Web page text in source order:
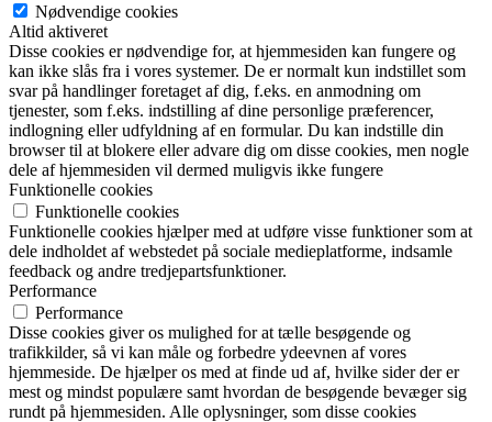
Nødvendige cookies
Altid aktiveret
Disse cookies er nødvendige for, at hjemmesiden kan fungere og
kan ikke slås fra i vores systemer. De er normalt kun indstillet som
svar på handlinger foretaget af dig, f.eks. en anmodning om
tjenester, som f.eks. indstilling af dine personlige præferencer,
indlogning eller udfyldning af en formular. Du kan indstille din
browser til at blokere eller advare dig om disse cookies, men nogle
dele af hjemmesiden vil dermed muligvis ikke fungere
Funktionelle cookies
Funktionelle cookies
Funktionelle cookies hjælper med at udføre visse funktioner som at
dele indholdet af webstedet på sociale medieplatforme, indsamle
feedback og andre tredjepartsfunktioner.
Performance
Performance
Disse cookies giver os mulighed for at tælle besøgende og
trafikkilder, så vi kan måle og forbedre ydeevnen af vores
hjemmeside. De hjælper os med at finde ud af, hvilke sider der er
mest og mindst populære samt hvordan de besøgende bevæger sig
rundt på hjemmesiden. Alle oplysninger, som disse cookies